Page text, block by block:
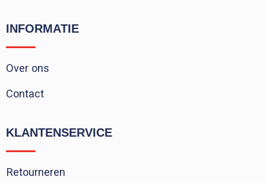
INFORMATIE
Over ons
Contact
KLANTENSERVICE
Retourneren